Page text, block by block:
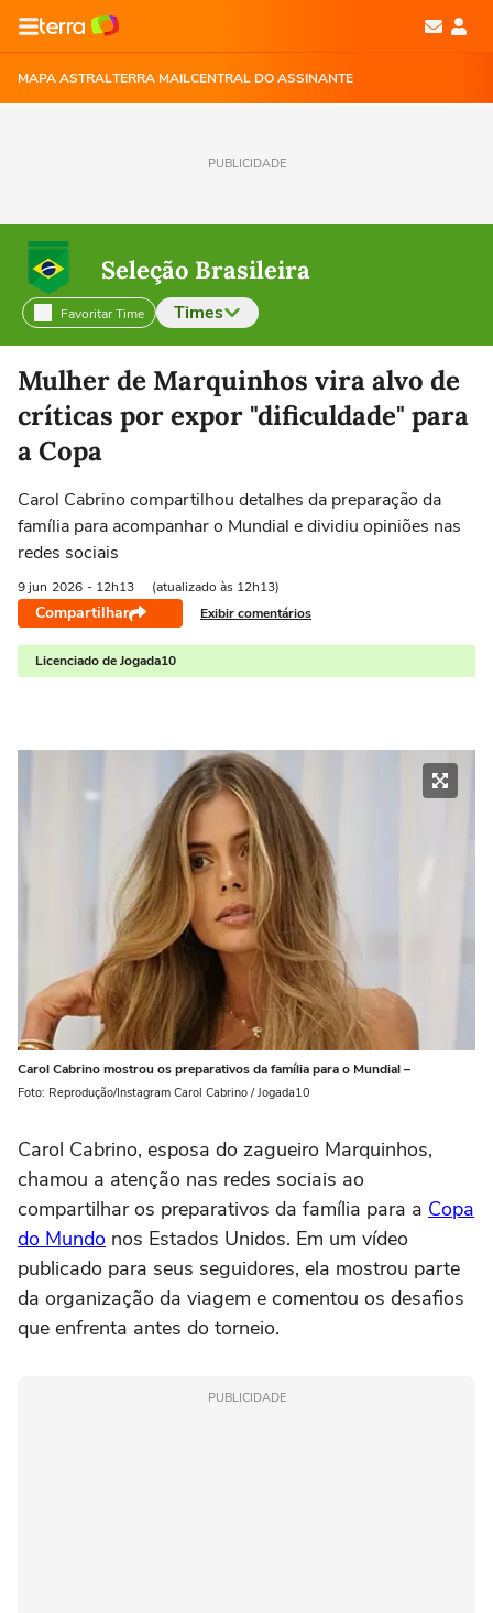
MAPA ASTRALTERRA MAILCENTRAL DO ASSINANTE
PUBLICIDADE
Seleção Brasileira
Favoritar Time Times
Selecione o time para ver as notícias
Mulher de Marquinhos vira alvo de
críticas por expor "dificuldade" para
a Copa
Carol Cabrino compartilhou detalhes da preparação da
família para acompanhar o Mundial e dividiu opiniões nas
redes sociais
9 jun 2026 - 12h13 (atualizado às 12h13)
Compartilhar Exibir comentários
Licenciado de Jogada10
Carol Cabrino mostrou os preparativos da família para o Mundial –
Foto: Reprodução/Instagram Carol Cabrino / Jogada10
Carol Cabrino, esposa do zagueiro Marquinhos,
chamou a atenção nas redes sociais ao
compartilhar os preparativos da família para a Copa
do Mundo nos Estados Unidos. Em um vídeo
publicado para seus seguidores, ela mostrou parte
da organização da viagem e comentou os desafios
que enfrenta antes do torneio.
PUBLICIDADE